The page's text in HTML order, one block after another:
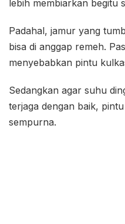
lebih membiarkan begitu
Padahal, jamur yang
bisa di anggap remeh.
menyebabkan pintu
Sedangkan agar suhu
terjaga dengan baik,
sempurna.